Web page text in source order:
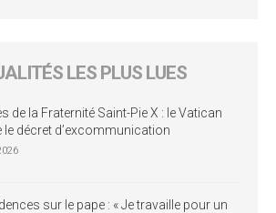
LES PLUS LUES
de la Fraternité Saint-Pie X : le Vatican
le décret d’excommunication
sur le pape : « Je travaille pour un